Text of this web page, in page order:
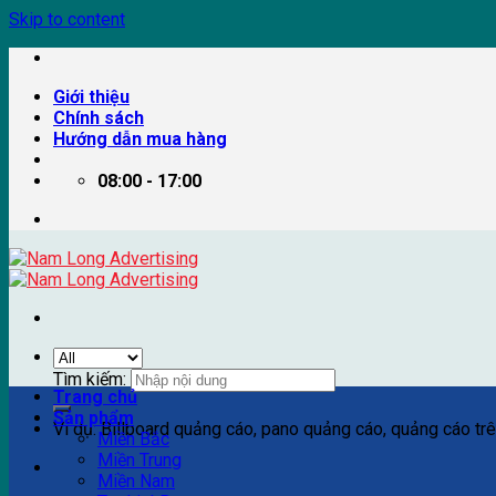
Skip to content
Giới thiệu
Chính sách
Hướng dẫn mua hàng
08:00 - 17:00
Tìm kiếm:
Ví dụ: Billboard quảng cáo, pano quảng cáo, quảng cáo
Trang chủ
Sản phẩm
Miền Bắc
Miền Trung
Miền Nam